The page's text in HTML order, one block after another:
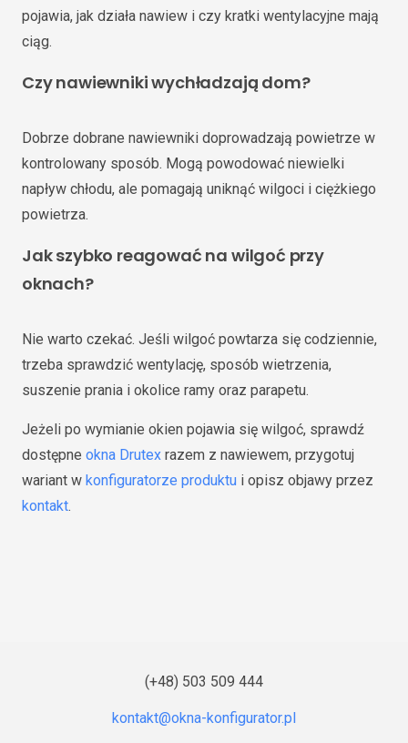
pojawia, jak działa nawiew i czy kratki wentylacyjne mają
ciąg.
Czy nawiewniki wychładzają dom?
Dobrze dobrane nawiewniki doprowadzają powietrze w
kontrolowany sposób. Mogą powodować niewielki
napływ chłodu, ale pomagają uniknąć wilgoci i ciężkiego
powietrza.
Jak szybko reagować na wilgoć przy
oknach?
Nie warto czekać. Jeśli wilgoć powtarza się codziennie,
trzeba sprawdzić wentylację, sposób wietrzenia,
suszenie prania i okolice ramy oraz parapetu.
Jeżeli po wymianie okien pojawia się wilgoć, sprawdź
dostępne okna Drutex razem z nawiewem, przygotuj
wariant w konfiguratorze produktu i opisz objawy przez
kontakt.
(+48) 503 509 444